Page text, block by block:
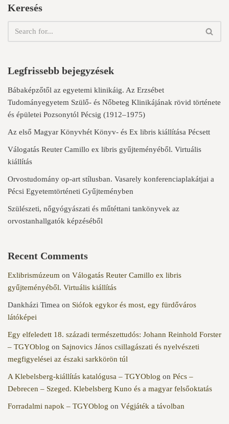
Keresés
Legfrissebb bejegyzések
Bábaképzőtől az egyetemi klinikáig. Az Erzsébet
Tudományegyetem Szülő- és Nőbeteg Klinikájának rövid története
és épületei Pozsonytól Pécsig (1912–1975)
Az első Magyar Könyvhét Könyv- és Ex libris kiállítása Pécsett
Válogatás Reuter Camillo ex libris gyűjteményéből. Virtuális
kiállítás
Orvostudomány op-art stílusban. Vasarely konferenciaplakátjai a
Pécsi Egyetemtörténeti Gyűjteményben
Szülészeti, nőgyógyászati és műtéttani tankönyvek az
orvostanhallgatók képzéséből
Recent Comments
Exlibrismúzeum on Válogatás Reuter Camillo ex libris
gyűjteményéből. Virtuális kiállítás
Dankházi Timea on Siófok egykor és most, egy fürdőváros
látóképei
Egy elfeledett 18. századi természettudós: Johann Reinhold Forster
– TGYOblog on Sajnovics János csillagászati és nyelvészeti
megfigyelései az északi sarkkörön túl
A Klebelsberg-kiállítás katalógusa – TGYOblog on Pécs –
Debrecen – Szeged. Klebelsberg Kuno és a magyar felsőoktatás
Forradalmi napok – TGYOblog on Végjáték a távolban